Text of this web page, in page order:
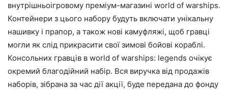
внутрішньоігровому преміум-магазині world of warships.
Контейнери з цього набору будуть включати унікальну
нашивку і прапор, а також нові камуфляжі, щоб гравці
могли як слід прикрасити свої зимові бойові кораблі.
Консольних гравців в world of warships: legends очікує
окремий благодійний набір. Вся виручка від продажів
наборів, зібрана за час дії акції, буде передана до фонду